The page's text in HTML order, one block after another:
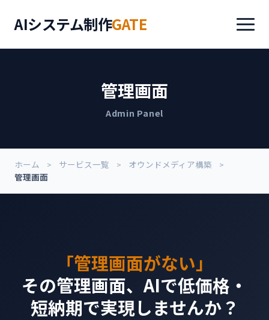
AIシステム制作GATE
管理画面
Admin Panel
ホーム サービス一覧
オウンドメディア構築
管理画面
「管理画面がない」
その管理画面、AIで低価格・
短納期で実現しませんか？